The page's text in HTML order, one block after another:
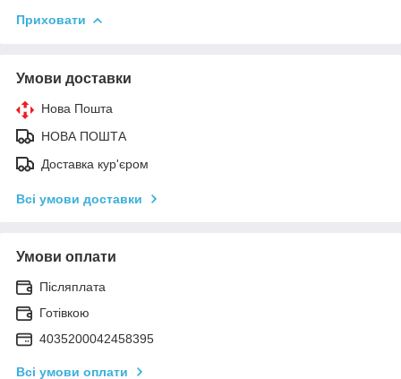
Приховати
Умови доставки
Нова Пошта
НОВА ПОШТА
Доставка кур'єром
Всі умови доставки
Умови оплати
Післяплата
Готівкою
4035200042458395
Всі умови оплати